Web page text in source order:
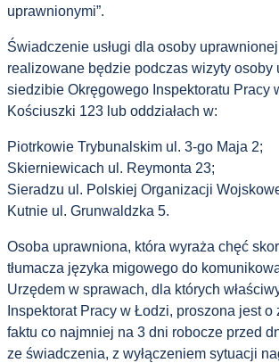
uprawnionymi”.
Świadczenie usługi dla osoby
realizowane będzie podczas wizyty osoby
siedzibie Okręgowego Inspektoratu Pracy
Kościuszki 123 lub oddziałach w:
Piotrkowie Trybunalskim ul. 3-go Maja 2;
Skierniewicach ul. Reymonta 23;
Sieradzu ul. Polskiej Organizacji
Kutnie ul. Grunwaldzka 5.
Osoba uprawniona, która wyraża chęć
tłumacza języka migowego do
Urzędem w sprawach, dla których
Inspektorat Pracy w Łodzi, proszona jest o
faktu co najmniej na 3 dni robocze przed
ze świadczenia, z wyłączeniem sytuacji